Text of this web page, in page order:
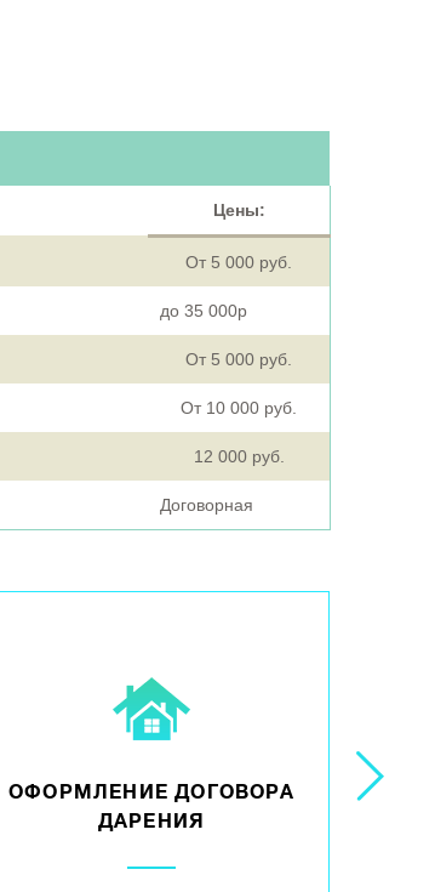
Цены:
От 5 000 руб.
до 35 000р
От 5 000 руб.
От 10 000 руб.
12 000 руб.
Договорная
ОФОРМЛЕНИЕ ДОГОВОРА
ДАРЕНИЯ